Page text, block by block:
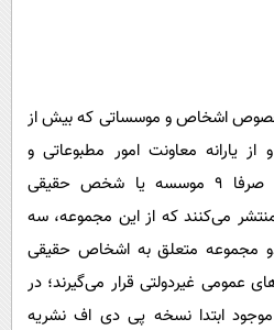
اشخاص و موسساتی که بیش از
از یارانه معاونت امور مطبوعاتی و
اطلاع‌رسانی بهره‌مند شده‌اند؛ صرفا ٩ موسسه یا شخص حقیقی
از ١٠ نشریه منتشر می‌کنند که از این مجموعه، سه
متعلق به اشخاص حقیقی
عمومی غیردولتی قرار می‌گیرند؛ در
ابتدا نسخه پی دی اف نشریه